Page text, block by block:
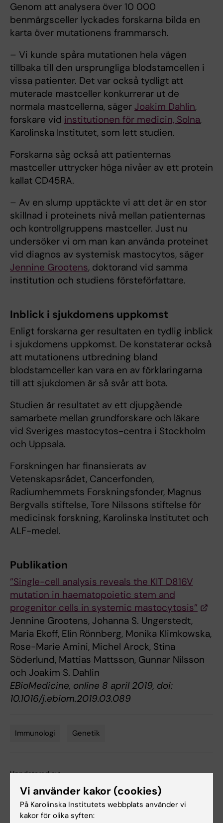
Genom att analysera över 10 000
benmärgsceller lyckades forskarna bilda en
karta över mutationens frammarsch.
– Vi kunde spåra mutationen hela vägen
tillbaka till den ursprungliga blodstamcellen i
vissa patienter. Det var också tydligt att
muterade mastceller konkurrerar ut de
normala mastcellerna, säger Joakim Dahlin,
forskare vid institutionen för medicin, Solna,
Karolinska Institutet, som lett studien.
Forskarna såg också att patienternas
mastceller uttrycker höga nivåer av ett protein
kallat CD45RA.
– Av en slump upptäckte vi att det är en stor
skillnad i proteinets nivå mellan patienternas
och kontrollgruppens mastceller. Just nu
undersöker vi om man kan använda proteinet
vid diagnos av systemisk mastocytos, säger
Jennine Grootens, doktorand vid samma
institution och studiens försteförfattare.
Inblick i sjukdomens uppkomst
Enligt forskarna ger resultaten en tydlig inblick
i sjukdomens uppkomst. De konstaterar också
att mutationens utbredning bland
blodstamceller kan vara en av förklaringarna
till att sjukdomen är så svår att bota.
Studien är resultatet av ett djupgående
samarbete mellan grundforskare och läkare
vid Sveriges mastocytos-centra i Stockholm
och Uppsala.
Forskningen har finansierats av
Vetenskapsrådet, Cancerfonden,
Radiumhemmets Forskningsfonder, Magnus
Bergvalls stiftelse, Tore Nilssons stiftelse för
medicinsk forskning, Karolinska Institutet och
ALF-medel.
Publikation
”Single-cell analysis reveals the KIT D816V
mutation in haematopoietic stem and
progenitor cells in systemic mastocytosis”
Jennine Grootens, Johanna S. Ungerstedt,
Maria Ekoff, Elin Rönnberg, Monika Klimkowska,
Rose-Marie Amini, Michel Arock, Stina
Söderlund, Mattias Mattsson, Gunnar Nilsson
och Joakim S. Dahlin
EBioMedicine, online 8 april 2019, doi:
10.1016/j.ebiom.2019.03.089
Immunologi Genetik
Uppdaterad av:
Dela
Vi använder kakor (cookies)
På Karolinska Institutets webbplats använder vi
kakor för olika syften: